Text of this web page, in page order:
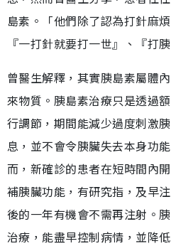
島素。「他們除了認為打針麻
『一打針就要打一世』、『打
曾醫生解釋，其實胰島素屬體
來物質。胰島素治療只是透過
行調節，期間能減少過度刺激
息，並不會令胰臟失去本身功
而，新確診的患者在短時間內
補胰臟功能，有研究指，及早
後的一年有機會不需再注射。
治療，能盡早控制病情，並降